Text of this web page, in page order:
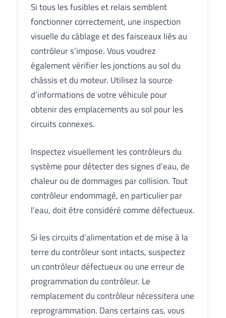
Si tous les fusibles et relais semblent
fonctionner correctement, une inspection
visuelle du câblage et des faisceaux liés au
contrôleur s’impose. Vous voudrez
également vérifier les jonctions au sol du
châssis et du moteur. Utilisez la source
d’informations de votre véhicule pour
obtenir des emplacements au sol pour les
circuits connexes.
Inspectez visuellement les contrôleurs du
système pour détecter des signes d’eau, de
chaleur ou de dommages par collision. Tout
contrôleur endommagé, en particulier par
l’eau, doit être considéré comme défectueux.
Si les circuits d’alimentation et de mise à la
terre du contrôleur sont intacts, suspectez
un contrôleur défectueux ou une erreur de
programmation du contrôleur. Le
remplacement du contrôleur nécessitera une
reprogrammation. Dans certains cas, vous